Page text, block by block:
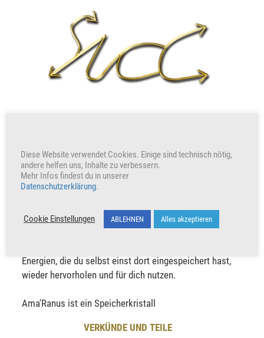
Ama'Ranus
Dieser Kristall sorgt dafür, dass Energien nach
Energien, die du selbst einst dort eingespeichert hast,
wieder hervorholen und für dich nutzen.
Ama'Ranus ist ein Speicherkristall
VERKÜNDE UND TEILE
Diese Website verwendet Cookies. Einige sind technisch nötig,
andere helfen uns, Inhalte zu verbessern.
Mehr Infos findest du in unserer
Datenschutzerklärung.
Cookie Einstellungen ABLEHNEN Alles akzeptieren